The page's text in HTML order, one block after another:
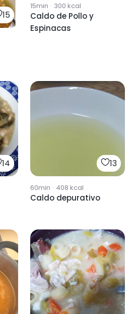
15
15min · 300 kcal
Caldo de Pollo y
Espinacas
14 13
60min · 408 kcal
Caldo depurativo